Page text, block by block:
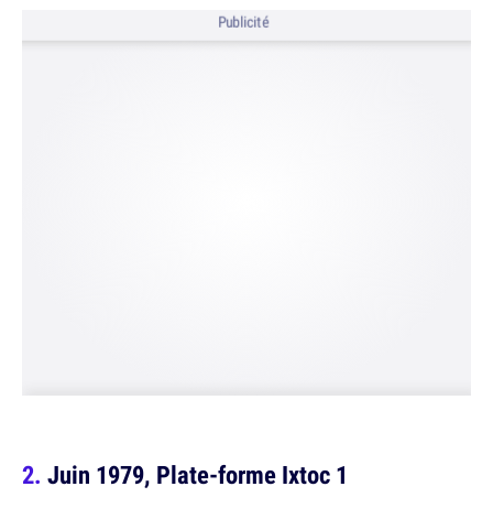
Publicité
Juin 1979, Plate-forme Ixtoc 1